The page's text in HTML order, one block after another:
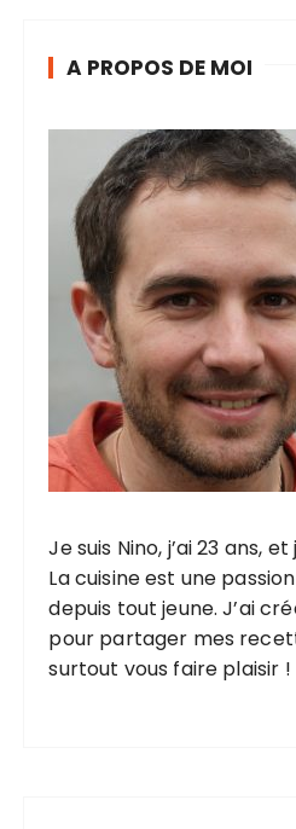
A PROPOS DE MOI
Je suis Nino, j’ai 23 ans,
La cuisine est une
depuis tout jeune. J’ai
pour partager mes
surtout vous faire plaisir !